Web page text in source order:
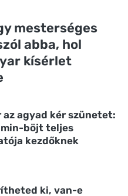
mesterséges
abba, hol
kísérlet
az agyad kér szünetet:
böjt teljes
kezdőknek
ki, van-e